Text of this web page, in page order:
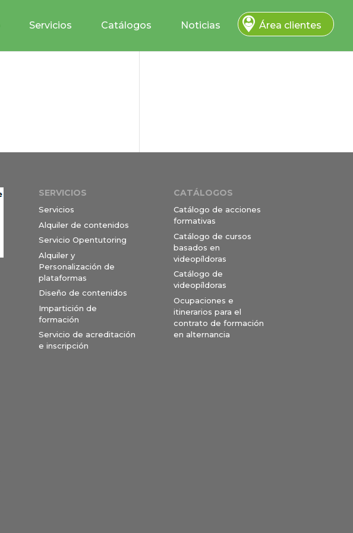
Servicios Catálogos Noticias Área clientes
SERVICIOS
Servicios
Alquiler de contenidos
Servicio Opentutoring
Alquiler y
Personalización de
plataformas
Diseño de contenidos
Impartición de
formación
Servicio de acreditación
e inscripción
CATÁLOGOS
Catálogo de acciones
formativas
Catálogo de cursos
basados en
videopíldoras
Catálogo de
videopíldoras
Ocupaciones e
itinerarios para el
contrato de formación
en alternancia